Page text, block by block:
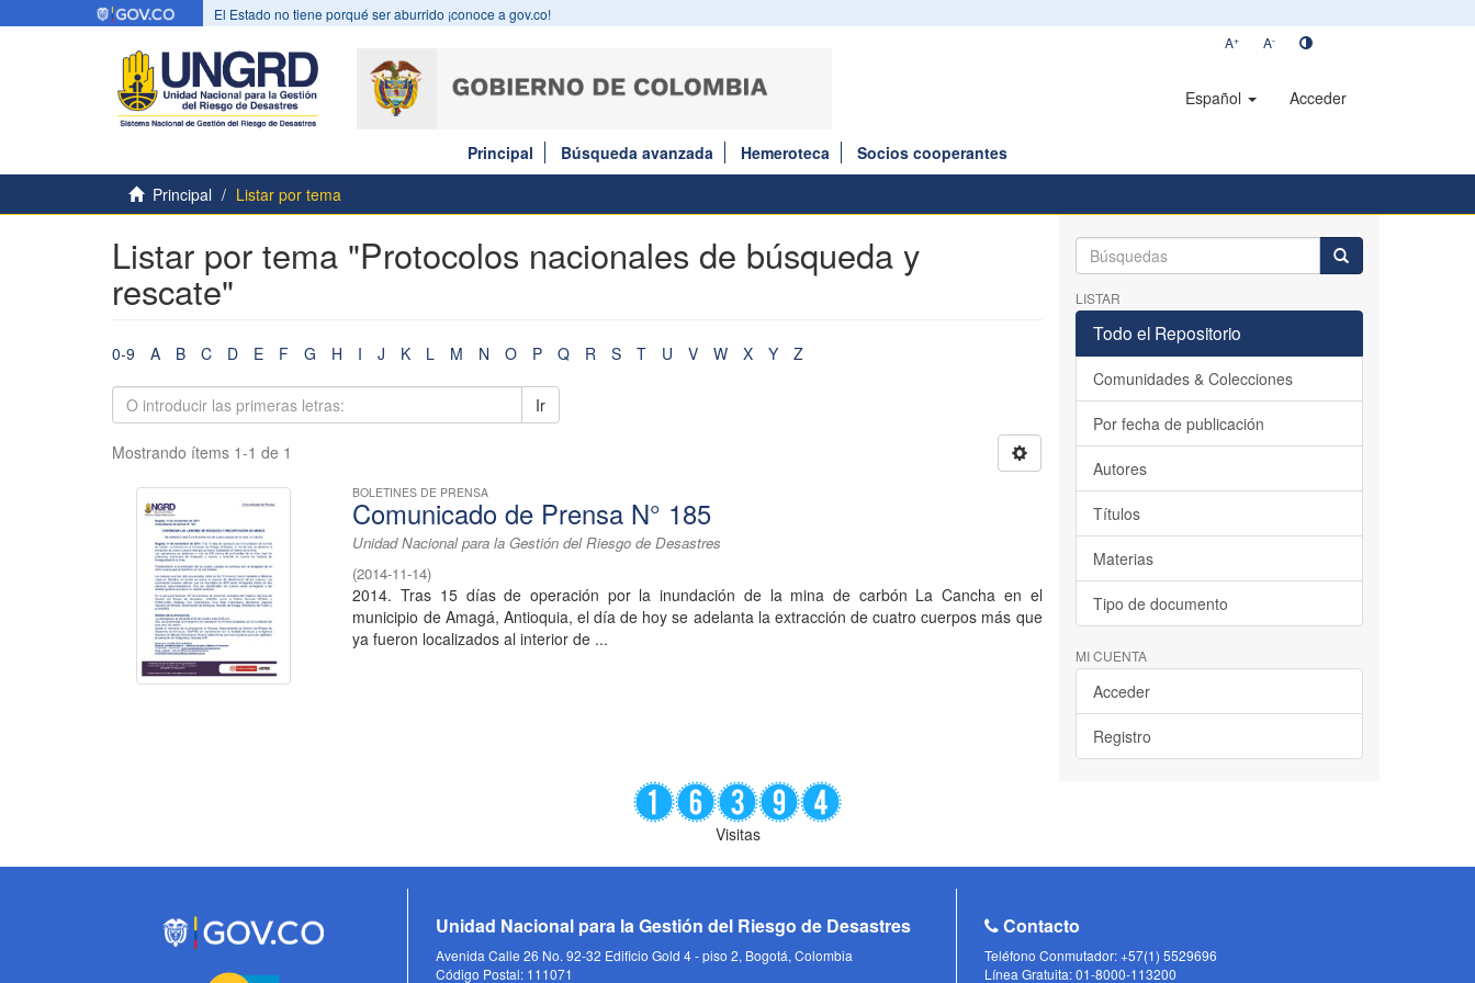
El Estado no tiene porqué ser aburrido ¡conoce a gov.co!
A+ A-
Español Acceder
Principal Búsqueda avanzada Hemeroteca
Socios cooperantes
Principal
Listar por tema
Listar por tema "Protocolos nacionales de búsqueda y
rescate"
0-9 A B C D E F G H I J K L M N O P Q R S T U V W X Y Z
Ir
Mostrando ítems 1-1 de 1
BOLETINES DE PRENSA
Comunicado de Prensa N° 185
Unidad Nacional para la Gestión del Riesgo de Desastres
(2014-11-14)
2014. Tras 15 días de operación por la inundación de la mina de carbón La Cancha en el
municipio de Amagá, Antioquia, el día de hoy se adelanta la extracción de cuatro cuerpos más que
ya fueron localizados al interior de ...
LISTAR
Todo el Repositorio
Comunidades & Colecciones
Por fecha de publicación
Autores
Títulos
Materias
Tipo de documento
MI CUENTA
Acceder
Registro
Visitas
Unidad Nacional para la Gestión del Riesgo de Desastres
Avenida Calle 26 No. 92-32 Edificio Gold 4 - piso 2, Bogotá, Colombia
Código Postal: 111071
Contacto
Teléfono Conmutador: +57(1) 5529696
Línea Gratuita: 01-8000-113200